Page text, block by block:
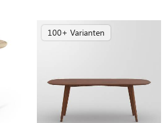
100+ Varianten